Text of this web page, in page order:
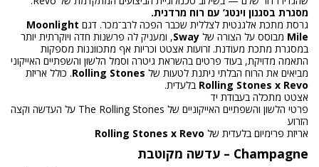
מסגרת בסגנון וינטג’ עם רוח מרדנית.
גרסת מתכת אלגנטית לצללית שכבר הפכה לרב־מכר. דגם Moonlight
Mile מבוסס על הצורה של Sway, ומעניק לה פרשנות חדה ויוקרתית יותר
במסגרת מתכת מעודנת. זרועות אצטט וכריות אף מתכווננות מספקות
התאמה מדויקת, בעוד פרטים בהשראת גיטרה וסמל הלשון והשפתיים האייקוני
מביאים את הרוח הבלתי ניתנת לטעות של Rolling Stones. כולל אריזת
Rolling Stones x Revo בלעדית.
אצטט מתכלה בעבודת יד
פרטי הלשון והשפתיים האייקוניים של The Rolling Stones על העדשה וקצה
הזרוע
אריזת פרימיום בלעדית של Rolling Stones x Revo
Champagne – עדשה מקוטבת